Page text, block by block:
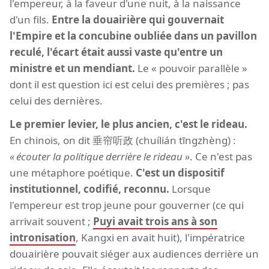
l'empereur, à la faveur d'une nuit, à la naissance
d'un fils. Entre la douairière qui gouvernait
l'Empire et la concubine oubliée dans un pavillon
reculé, l'écart était aussi vaste qu'entre un
ministre et un mendiant. Le « pouvoir parallèle »
dont il est question ici est celui des premières ; pas
celui des dernières.
Le premier levier, le plus ancien, c'est le rideau.
En chinois, on dit 垂帘听政 (chuílián tīngzhèng) :
écouter la politique derrière le rideau . Ce n'est pas
une métaphore poétique. C'est un dispositif
institutionnel, codifié, reconnu. Lorsque
l'empereur est trop jeune pour gouverner (ce qui
arrivait souvent ; Puyi avait trois ans à son
intronisation, Kangxi en avait huit), l'impératrice
douairière pouvait siéger aux audiences derrière un